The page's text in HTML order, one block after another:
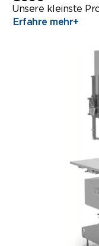
Unsere kleinste
Erfahre mehr+